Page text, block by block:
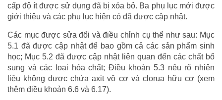
cấp độ ít được sử dụng đã bị xóa bỏ. Ba phụ lục mới được
giới thiệu và các phụ lục hiện có đã được cập nhật.
Các mục được sửa đổi và điều chỉnh cụ thể như sau: Mục
5.1 đã được cập nhật để bao gồm cả các sản phẩm sinh
học; Mục 5.2 đã được cập nhật liên quan đến các chất bổ
sung và các loại hóa chất; Điều khoản 5.3 nêu rõ nhiên
liệu không được chứa axit vô cơ và clorua hữu cơ (xem
thêm điều khoản 6.6 và 6.17).